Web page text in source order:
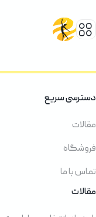
دسترسی سریع
مقالات
فروشگاه
تماس با ما
مقالات